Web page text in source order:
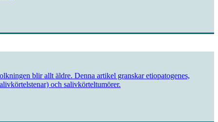
blir allt äldre. Denna artikel granskar etiopatogenes,
och saliv­körteltumörer.